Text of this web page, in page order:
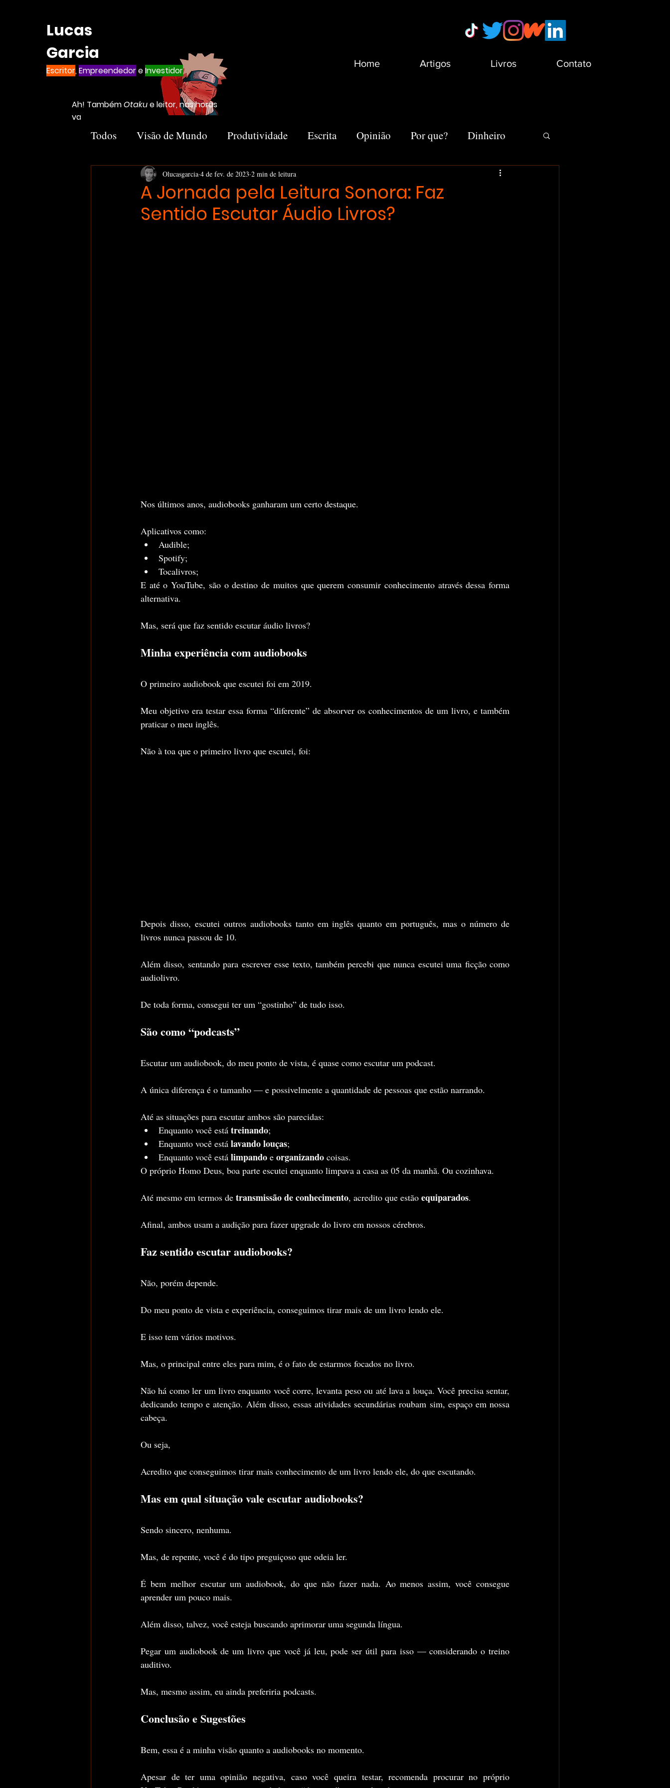
Lucas
Garcia
Escritor,EmpreendedoreInvestidor
Ah! TambémOtakue leitor, nas horas
vagas
Home Artigos Livros Contato
Todos Visão de Mundo Produtividade Escrita Opinião Por que? Dinheiro
Introvertido Livros Recomendações Minha Vida
Negócios
A Jornada pela Leitura Sonora: Faz
Sentido Escutar Áudio Livros?
Olucasgarcia 4 de fev. de 2023 2 min de leitura
Nos últimos anos, audiobooks ganharam um certo destaque.
Aplicativos como:
Audible;
Spotify;
Tocalivros;
E até o YouTube, são o destino de muitos que querem consumir conhecimento através dessa forma
alternativa.
Mas, será que faz sentido escutar áudio livros?
Minha experiência com audiobooks
O primeiro audiobook que escutei foi em 2019.
Meu objetivo era testar essa forma “diferente” de absorver os conhecimentos de um livro, e também
praticar o meu inglês.
Não à toa que o primeiro livro que escutei, foi:
Depois disso, escutei outros audiobooks tanto em inglês quanto em português, mas o número de
livros nunca passou de 10.
Além disso, sentando para escrever esse texto, também percebi que nunca escutei uma ficção como
audiolivro.
De toda forma, consegui ter um “gostinho” de tudo isso.
São como “podcasts”
Escutar um audiobook, do meu ponto de vista, é quase como escutar um podcast.
A única diferença é o tamanho — e possivelmente a quantidade de pessoas que estão narrando.
Até as situações para escutar ambos são parecidas:
Enquanto você está treinando;
Enquanto você está lavando louças;
Enquanto você está limpando e organizando coisas.
O próprio Homo Deus, boa parte escutei enquanto limpava a casa as 05 da manhã. Ou cozinhava.
Até mesmo em termos de transmissão de conhecimento, acredito que estão equiparados.
Afinal, ambos usam a audição para fazer upgrade do livro em nossos cérebros.
Faz sentido escutar audiobooks?
Não, porém depende.
Do meu ponto de vista e experiência, conseguimos tirar mais de um livro lendo ele.
E isso tem vários motivos.
Mas, o principal entre eles para mim, é o fato de estarmos focados no livro.
Não há como ler um livro enquanto você corre, levanta peso ou até lava a louça. Você precisa sentar,
dedicando tempo e atenção. Além disso, essas atividades secundárias roubam sim, espaço em nossa
cabeça.
Ou seja,
Acredito que conseguimos tirar mais conhecimento de um livro lendo ele, do que escutando.
Mas em qual situação vale escutar audiobooks?
Sendo sincero, nenhuma.
Mas, de repente, você é do tipo preguiçoso que odeia ler.
É bem melhor escutar um audiobook, do que não fazer nada. Ao menos assim, você consegue
aprender um pouco mais.
Além disso, talvez, você esteja buscando aprimorar uma segunda língua.
Pegar um audiobook de um livro que você já leu, pode ser útil para isso — considerando o treino
auditivo.
Mas, mesmo assim, eu ainda preferiria podcasts.
Conclusão e Sugestões
Bem, essa é a minha visão quanto a audiobooks no momento.
Apesar de ter uma opinião negativa, caso você queira testar, recomenda procurar no próprio